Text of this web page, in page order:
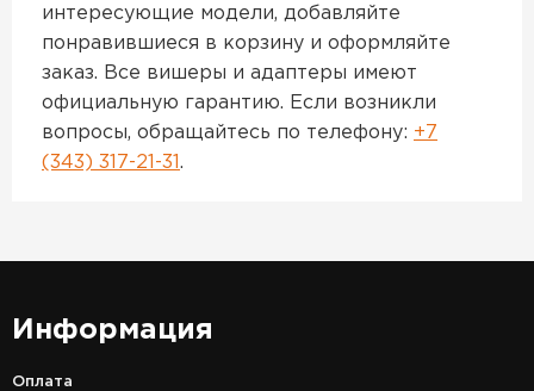
интересующие модели, добавляйте
понравившиеся в корзину и оформляйте
заказ. Все вишеры и адаптеры имеют
официальную гарантию. Если возникли
вопросы, обращайтесь по телефону: +7
(343) 317-21-31 .
Информация
Оплата